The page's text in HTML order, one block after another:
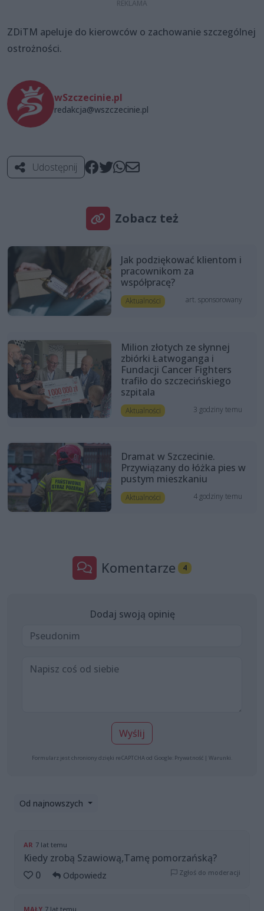
ZDiTM apeluje do kierowców o zachowanie szczególnej
ostrożności.
wSzczecinie.pl
redakcja@wszczecinie.pl
Udostępnij
Zobacz też
Jak podziękować klientom i
pracownikom za
współpracę?
Aktualności art. sponsorowany
Milion złotych ze słynnej
zbiórki Łatwoganga i
Fundacji Cancer Fighters
trafiło do szczecińskiego
szpitala
Aktualności 3 godziny temu
Dramat w Szczecinie.
Przywiązany do łóżka pies w
pustym mieszkaniu
Aktualności 4 godziny temu
Komentarze 4
Dodaj swoją opinię
Wyślij
Formularz jest chroniony dzięki reCAPTCHA od Google: Prywatność | Warunki
Od najnowszych
AR 7 lat temu
Kiedy zrobą Szawiową,Tamę pomorzańską?
0
Odpowiedz Zgłoś do moderacji
MAŁY 7 lat temu